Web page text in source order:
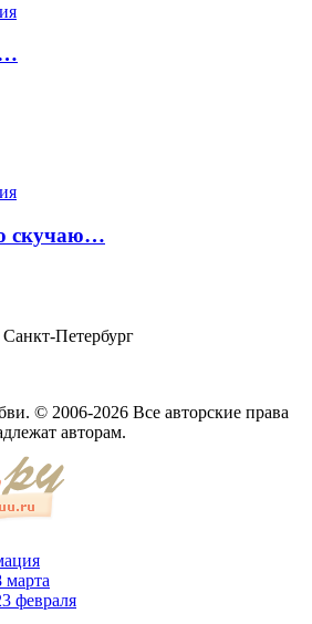
…
скучаю…
Петербург
© 2006-2026 Все авторские права
авторам.
марта
февраля